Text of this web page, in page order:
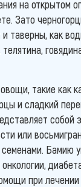
на открытом
Зато
таверны, как
такие как
и сладкий
собой
или
Бамию
при